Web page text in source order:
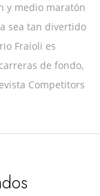
y medio maratón
sea tan divertido
Fraioli es
de fondo,
Competitors